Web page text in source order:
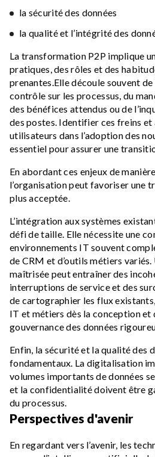
la sécurité des données
la qualité et l’intégrité des
La transformation P2P implique
pratiques, des rôles et des
prenantes.Elle découle souvent
contrôle sur les processus, du
des bénéfices attendus ou de
des postes. Identifier ces freins et
utilisateurs dans l’adoption des
essentiel pour assurer une
En abordant ces enjeux de
l’organisation peut favoriser une
plus acceptée.
L’intégration aux systèmes
défi de taille. Elle nécessite une
environnements IT souvent
de CRM et d’outils métiers
maîtrisée peut entraîner des
interruptions de service et des
de cartographier les flux
IT et métiers dès la conception et
gouvernance des données
Enfin, la sécurité et la qualité des
fondamentaux. La digitalisation
volumes importants de données
et la confidentialité doivent être
du processus.
Perspectives d'avenir
En regardant vers l’avenir, les